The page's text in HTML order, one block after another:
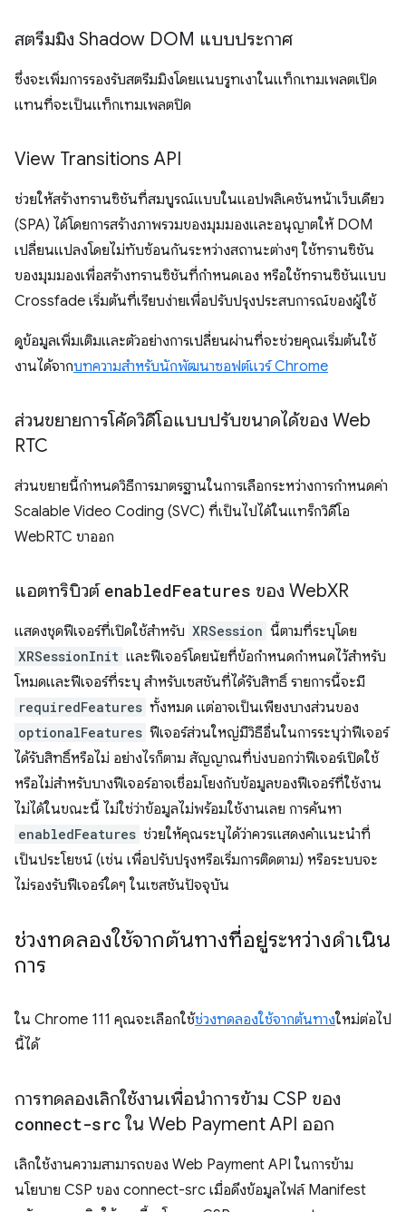
สตรีมมิง Shadow DOM แบบประกาศ
ซึ่งจะเพิ่มการรองรับสตรีมมิงโดยแนบรูทเงาในแท็กเทมเพลตเปิด
แทนที่จะเป็นแท็กเทมเพลตปิด
View Transitions API
ช่วยให้สร้างทรานซิชันที่สมบูรณ์แบบในแอปพลิเคชันหน้าเว็บเดียว
(SPA) ได้โดยการสร้างภาพรวมของมุมมองและอนุญาตให้ DOM
เปลี่ยนแปลงโดยไม่ทับซ้อนกันระหว่างสถานะต่างๆ ใช้ทรานซิชัน
ของมุมมองเพื่อสร้างทรานซิชันที่กำหนดเอง หรือใช้ทรานซิชันแบบ
Crossfade เริ่มต้นที่เรียบง่ายเพื่อปรับปรุงประสบการณ์ของผู้ใช้
ดูข้อมูลเพิ่มเติมและตัวอย่างการเปลี่ยนผ่านที่จะช่วยคุณเริ่มต้นใช้
งานได้จากบทความสำหรับนักพัฒนาซอฟต์แวร์ Chrome
ส่วนขยายการโค้ดวิดีโอแบบปรับขนาดได้ของ Web
RTC
ส่วนขยายนี้กำหนดวิธีการมาตรฐานในการเลือกระหว่างการกำหนดค่า
Scalable Video Coding (SVC) ที่เป็นไปได้ในแทร็กวิดีโอ
WebRTC ขาออก
แอตทริบิวต์ enabledFeatures ของ WebXR
แสดงชุดฟีเจอร์ที่เปิดใช้สำหรับ XRSession นี้ตามที่ระบุโดย
XRSessionInit และฟีเจอร์โดยนัยที่ข้อกำหนดกำหนดไว้สำหรับ
โหมดและฟีเจอร์ที่ระบุ สำหรับเซสชันที่ได้รับสิทธิ์ รายการนี้จะมี
requiredFeatures ทั้งหมด แต่อาจเป็นเพียงบางส่วนของ
optionalFeatures ฟีเจอร์ส่วนใหญ่มีวิธีอื่นในการระบุว่าฟีเจอร์
ได้รับสิทธิ์หรือไม่ อย่างไรก็ตาม สัญญาณที่บ่งบอกว่าฟีเจอร์เปิดใช้
หรือไม่สำหรับบางฟีเจอร์อาจเชื่อมโยงกับข้อมูลของฟีเจอร์ที่ใช้งาน
ไม่ได้ในขณะนี้ ไม่ใช่ว่าข้อมูลไม่พร้อมใช้งานเลย การค้นหา
enabledFeatures ช่วยให้คุณระบุได้ว่าควรแสดงคำแนะนำที่
เป็นประโยชน์ (เช่น เพื่อปรับปรุงหรือเริ่มการติดตาม) หรือระบบจะ
ไม่รองรับฟีเจอร์ใดๆ ในเซสชันปัจจุบัน
ช่วงทดลองใช้จากต้นทางที่อยู่ระหว่างดำเนิน
การ
ใน Chrome 111 คุณจะเลือกใช้ช่วงทดลองใช้จากต้นทางใหม่ต่อไป
นี้ได้
การทดลองเลิกใช้งานเพื่อนำการข้าม CSP ของ
connect-src ใน Web Payment API ออก
เลิกใช้งานความสามารถของ Web Payment API ในการข้าม
นโยบาย CSP ของ connect-src เมื่อดึงข้อมูลไฟล์ Manifest